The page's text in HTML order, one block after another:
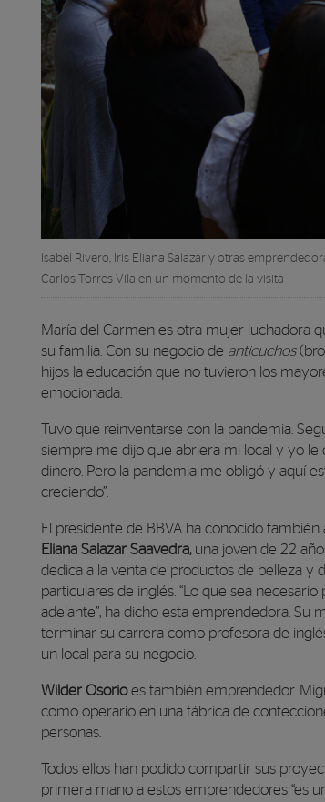
Isabel Rivero, Iris Eliana Salazar y otras
Carlos Torres Vila en un momento de la visita
María del Carmen es otra mujer luchadora
su familia. Con su negocio de anticuchos
hijos la educación que no tuvieron los
emocionada.
Tuvo que reinventarse con la pandemia.
siempre me dijo que abriera mi local y yo
dinero. Pero la pandemia me obligó y aquí
creciendo”.
El presidente de BBVA ha conocido también
Eliana Salazar Saavedra, una joven de 22
dedica a la venta de productos de belleza y
particulares de inglés. “Lo que sea necesario
adelante”, ha dicho esta emprendedora. Su
terminar su carrera como profesora de
un local para su negocio.
Wilder Osorioes también emprendedor.
como operario en una fábrica de
personas.
Todos ellos han podido compartir sus
primera mano a estos emprendedores “es